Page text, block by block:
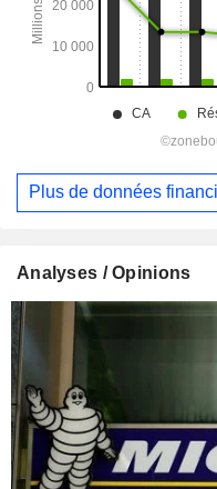
Plus de données
Analyses / Opinions